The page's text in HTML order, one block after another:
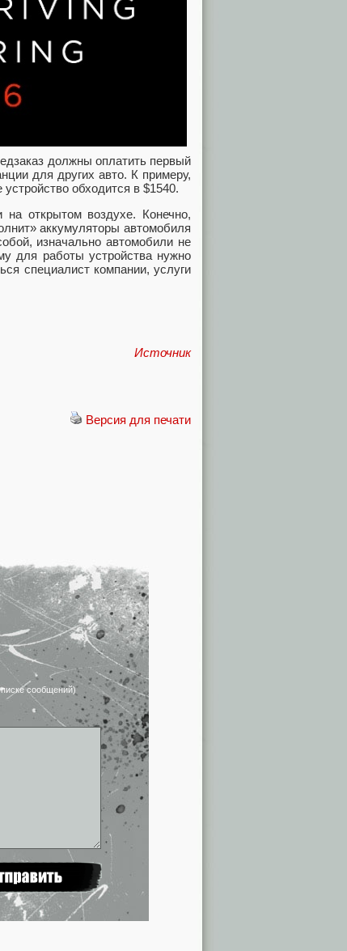
должны оплатить первый
для других авто. К примеру,
обходится в $1540.
открытом воздухе. Конечно,
аккумуляторы автомобиля
изначально автомобили не
для работы устройства нужно
специалист компании, услуги
Источник
Версия для печати
сообщений)